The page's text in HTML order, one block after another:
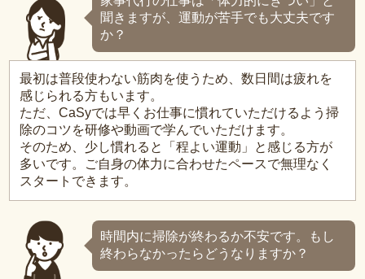
聞きますが、運動が苦手でも大丈夫です
か？
最初は普段使わない筋肉を使うため、数日間は疲れを
感じられる方もいます。
ただ、CaSyでは早くお仕事に慣れていただけるよう掃
除のコツを研修や動画で学んでいただけます。
そのため、少し慣れると「程よい運動」と感じる方が
多いです。ご自身の体力に合わせたペースで無理なく
スタートできます。
時間内に掃除が終わるか不安です。もし
終わらなかったらどうなりますか？